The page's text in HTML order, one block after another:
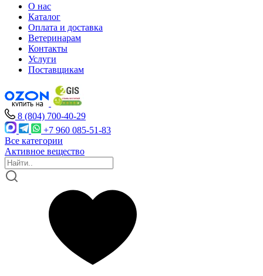
О нас
Каталог
Оплата и доставка
Ветеринарам
Контакты
Услуги
Поставщикам
8 (804) 700-40-29
+7 960 085-51-83
Все категории
Активное вещество